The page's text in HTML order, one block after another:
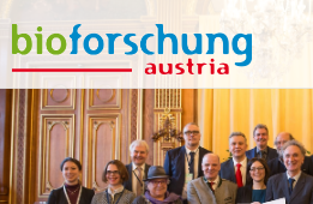
What are you looking for?